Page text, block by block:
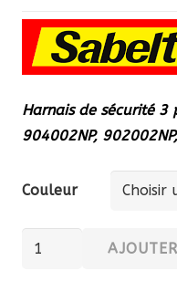
Harnais de sécurité 3
904002NP,
Couleur
quantité